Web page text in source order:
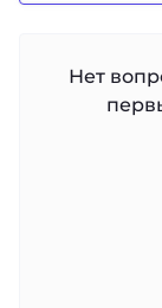
Нет